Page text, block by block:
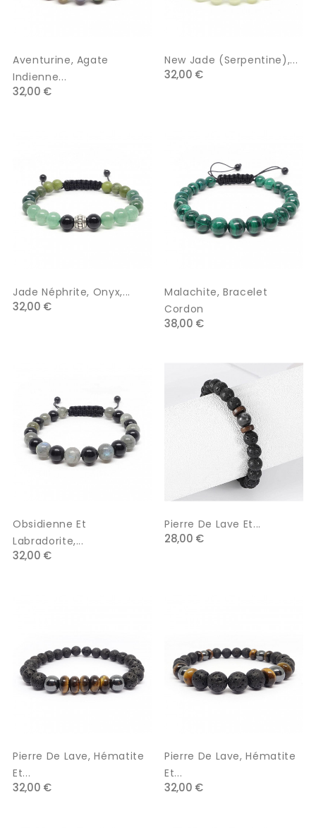
Aventurine, Agate
Indienne...
32,00 €
New Jade (serpentine),...
32,00 €
Jade Néphrite, Onyx,...
32,00 €
Malachite, Bracelet
Cordon
38,00 €
Obsidienne Et
Labradorite,...
32,00 €
Pierre De Lave Et...
28,00 €
Pierre De Lave, Hématite
Et...
32,00 €
Pierre De Lave, Hématite
Et...
32,00 €